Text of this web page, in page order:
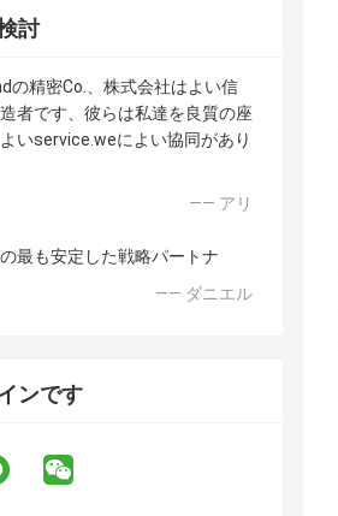
討
の精密Co.、株式会社はよい信
者です、彼らは私達を良質の座
いservice.weによい協同があり
—— アリ
最も安定した戦略パートナ
—— ダニエル
ンです